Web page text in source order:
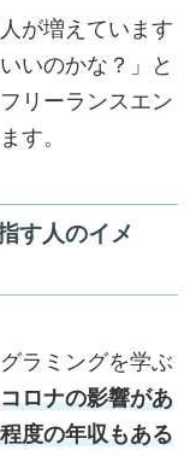
が増えています
いのかな？」と
リーランスエン
す。
す人のイメ
ラミングを学ぶ
コロナの影響があ
度の年収もある